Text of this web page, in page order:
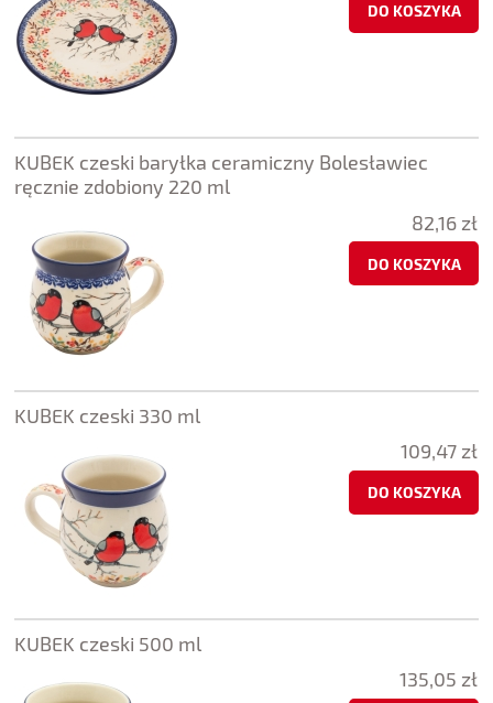
DO KOSZYKA
KUBEK czeski baryłka ceramiczny Bolesławiec
ręcznie zdobiony 220 ml
82,16 zł
DO KOSZYKA
KUBEK czeski 330 ml
109,47 zł
DO KOSZYKA
KUBEK czeski 500 ml
135,05 zł